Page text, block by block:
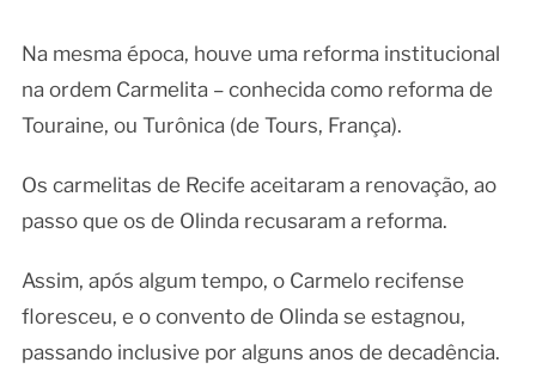
Na mesma época, houve uma reforma institucional
na ordem Carmelita – conhecida como reforma de
Touraine, ou Turônica (de Tours, França).
Os carmelitas de Recife aceitaram a renovação, ao
passo que os de Olinda recusaram a reforma.
Assim, após algum tempo, o Carmelo recifense
floresceu, e o convento de Olinda se estagnou,
passando inclusive por alguns anos de decadência.